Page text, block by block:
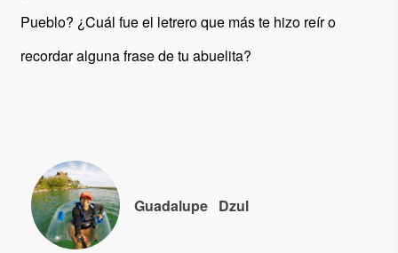
Pueblo? ¿Cuál fue el letrero que más te hizo reír o
recordar alguna frase de tu abuelita?
Guadalupe Dzul